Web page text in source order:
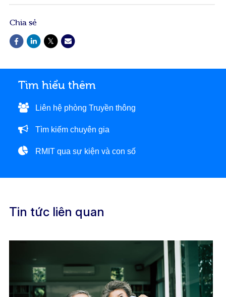
Chia sẻ
Tìm hiểu thêm
Liên hệ phòng Truyền thông
Tìm kiếm chuyên gia
RMIT qua sự kiện và con số
Tin tức liên quan